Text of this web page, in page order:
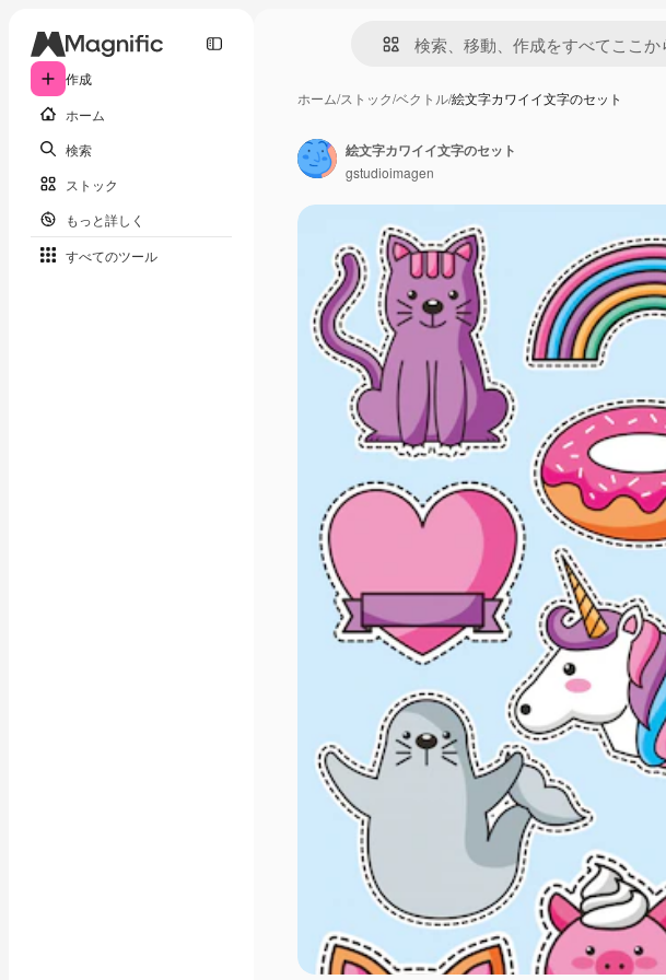
作成
ホーム
検索
ストック
もっと詳しく
すべてのツール
ホーム/ストック/ベクトル/絵文字カワイイ文字のセット
絵文字カワイイ文字のセット
gstudioimagen